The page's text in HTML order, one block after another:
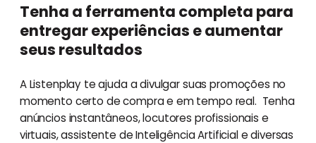
Tenha a ferramenta completa para
entregar experiências e aumentar
seus resultados
A Listenplay te ajuda a divulgar suas promoções no
momento certo de compra e em tempo real. Tenha
anúncios instantâneos, locutores profissionais e
virtuais, assistente de Inteligência Artificial e diversas